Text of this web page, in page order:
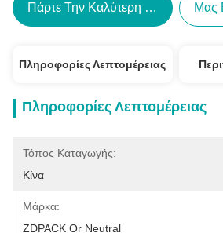
Πάρτε Την Καλύτερη Τιμή Μας
Πληροφορίες Λεπτομέρειας
Πληροφορίες Λεπτομέρειας
Τόπος Καταγωγής:
Κίνα
Μάρκα:
ZDPACK Or Neutral